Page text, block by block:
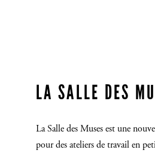
LA SALLE DES
La Salle des Muses est une
pour des ateliers de travail en